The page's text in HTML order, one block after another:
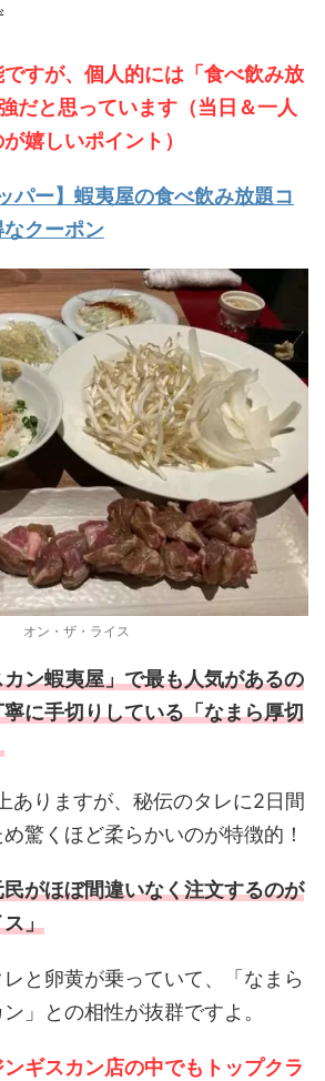
すが、個人的には「食べ飲み放
だと思っています（当日＆一人
嬉しいポイント）
ー】蝦夷屋の食べ飲み放題コ
クーポン
オン・ザ・ライス
ン蝦夷屋」で最も人気があるの
に手切りしている「なまら厚切
ありますが、秘伝のタレに2日間
驚くほど柔らかいのが特徴的！
がほぼ間違いなく注文するのが
」
と卵黄が乗っていて、「なまら
」との相性が抜群ですよ。
ギスカン店の中でもトップクラ